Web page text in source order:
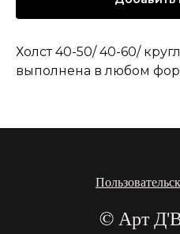
Холст 40-50/ 40-60/
выполнена в любом
© Арт